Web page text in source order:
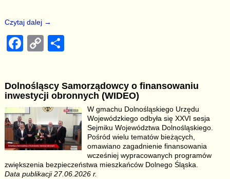
Czytaj dalej →
F
e
b
o
o
C
y
Li
n
k
e
Dolnośląscy Samorządowcy o finansowaniu
inwestycji obronnych (WIDEO)
W gmachu Dolnośląskiego Urzędu
Wojewódzkiego odbyła się XXVI sesja
Sejmiku Województwa Dolnośląskiego.
Pośród wielu tematów bieżących,
omawiano zagadnienie finansowania
wcześniej wypracowanych programów
zwiększenia bezpieczeństwa mieszkańców Dolnego Śląska.
Data publikacji 27.06.2026 r.